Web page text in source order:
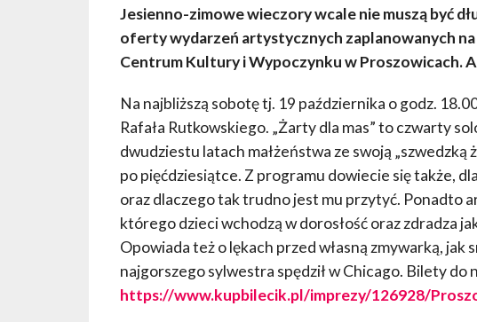
Jesienno-zimowe wieczory wcale nie muszą być
oferty wydarzeń artystycznych zaplanowanych na
Centrum Kultury i Wypoczynku w Proszowicach.
Na najbliższą sobotę tj. 19 października o godz.
Rafała Rutkowskiego. „Żarty dla mas” to czwarty
dwudziestu latach małżeństwa ze swoją „szwedzką
po pięćdziesiątce. Z programu dowiecie się także,
oraz dlaczego tak trudno jest mu przytyć. Ponadto
którego dzieci wchodzą w dorosłość oraz zdradza
Opowiada też o lękach przed własną zmywarką, jak
najgorszego sylwestra spędził w Chicago. Bilety
https://www.kupbilecik.pl/imprezy/126928/